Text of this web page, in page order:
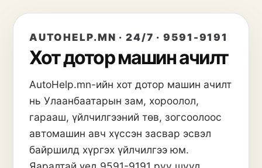
AUTOHELP.MN ·24/7 ·9591-9191
Хот дотор машин ачилт
AutoHelp.mn-ийн хот дотор машин ачилт
нь Улаанбаатарын зам, хороолол,
гарааш, үйлчилгээний төв, зогсоолоос
автомашин авч хүссэн засвар эсвэл
байршилд хүргэх үйлчилгээюм.